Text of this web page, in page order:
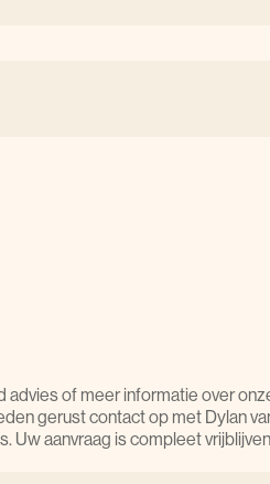
advies of meer informatie over
gerust contact op met Dylan
Uw aanvraag is compleet